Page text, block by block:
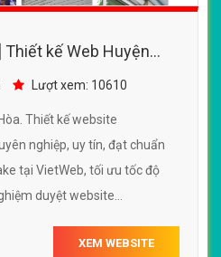
kế Web Huyện
Lượt xem: 10610
Thiết kế website
nghiệp, uy tín, đạt chuẩn
tại VietWeb, tối ưu tốc độ
duyệt website
XEM WEBSITE